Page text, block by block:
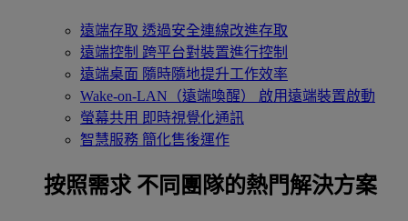
遠端存取 透過安全連線改進存取
遠端控制 跨平台對裝置進行控制
遠端桌面 隨時隨地提升工作效率
Wake-on-LAN（遠端喚醒）
啟用遠端裝置啟動
螢幕共用 即時視覺化通訊
智慧服務 簡化售後運作
按照需求 不同團隊的熱門解決方案